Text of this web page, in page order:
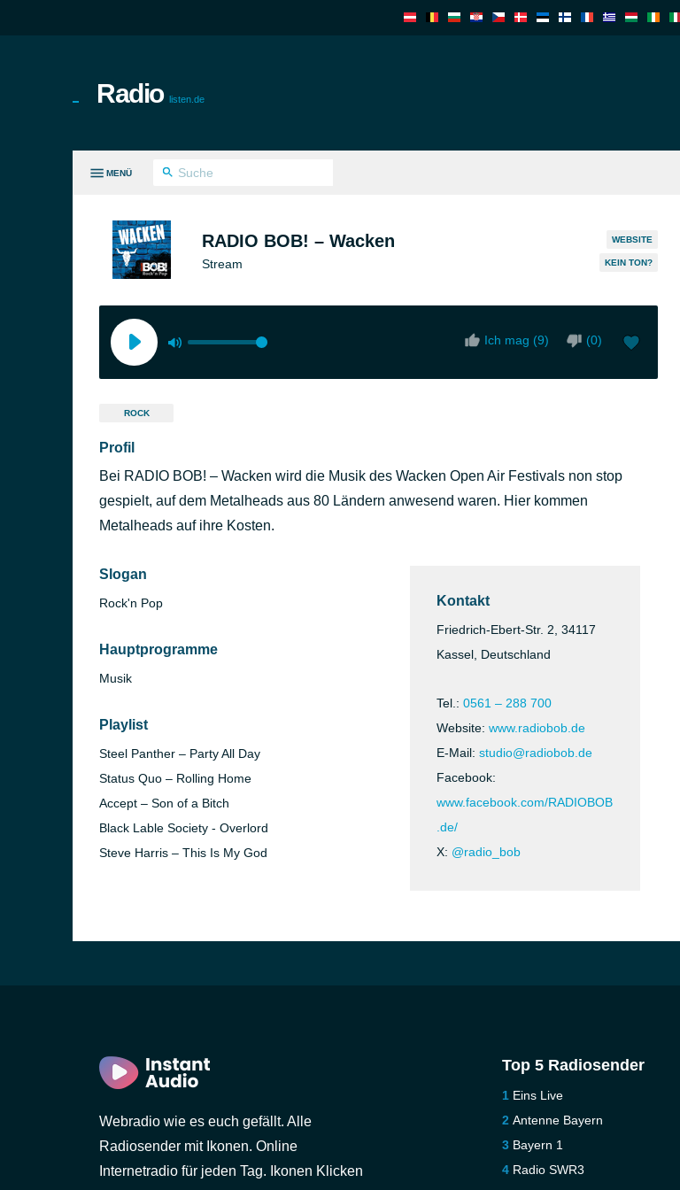
Radio listen.de
MENÜ
RADIO BOB! – Wacken
Stream
WEBSITE
KEIN TON?
Ich mag (9) (0)
ROCK
Profil
Bei RADIO BOB! – Wacken wird die Musik des Wacken Open Air Festivals non stop
gespielt, auf dem Metalheads aus 80 Ländern anwesend waren. Hier kommen
Metalheads auf ihre Kosten.
Slogan
Rock'n Pop
Hauptprogramme
Musik
Playlist
Steel Panther – Party All Day
Status Quo – Rolling Home
Accept – Son of a Bitch
Black Lable Society - Overlord
Steve Harris – This Is My God
Kontakt
Friedrich-Ebert-Str. 2, 34117
Kassel, Deutschland
Tel.: 0561 – 288 700
Website: www.radiobob.de
E-Mail: studio@radiobob.de
Facebook:
www.facebook.com/RADIOBOB
.de/
X: @radio_bob
Webradio wie es euch gefällt. Alle
Radiosender mit Ikonen. Online
Internetradio für jeden Tag. Ikonen Klicken
Top 5 Radiosender
Eins Live
Antenne Bayern
Bayern 1
Radio SWR3